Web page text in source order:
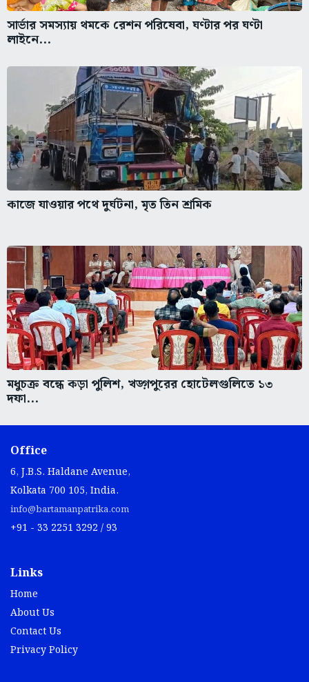
সার্ভার সমস্যায় থমকে রেশন পরিষেবা, ঘণ্টার পর ঘণ্টা
লাইনে...
কাজে যাওয়ার পথে দুর্ঘটনা, মৃত তিন শ্রমিক
মধুচক্র বন্ধে কড়া পুলিশ, খড়্গপুরের হোটেলগুলিতে ১৩
দফা...
Office
6, J.B.S. Haldane Avenue,
Kolkata 700 105, India.
info@bartamanpatrika.com
+91 - 33 2251 3292 / 93
Links
Home
About Us
Contact Us
Privacy Policy